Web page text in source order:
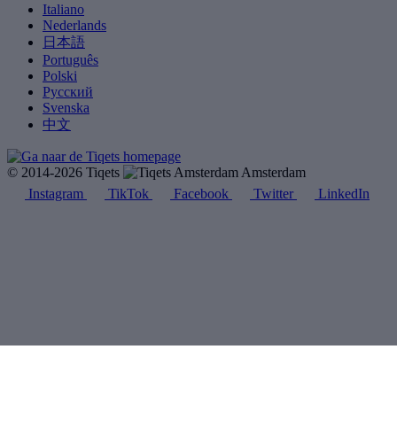
Italiano
Nederlands
日本語
Português
Polski
Русский
Svenska
中文
© 2014-2026 Tiqets
Amsterdam
Instagram
TikTok Facebook Twitter LinkedIn